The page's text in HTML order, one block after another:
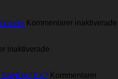
Kommentarer inaktiverade
inaktiverade
SANDATEX? Kommentarer